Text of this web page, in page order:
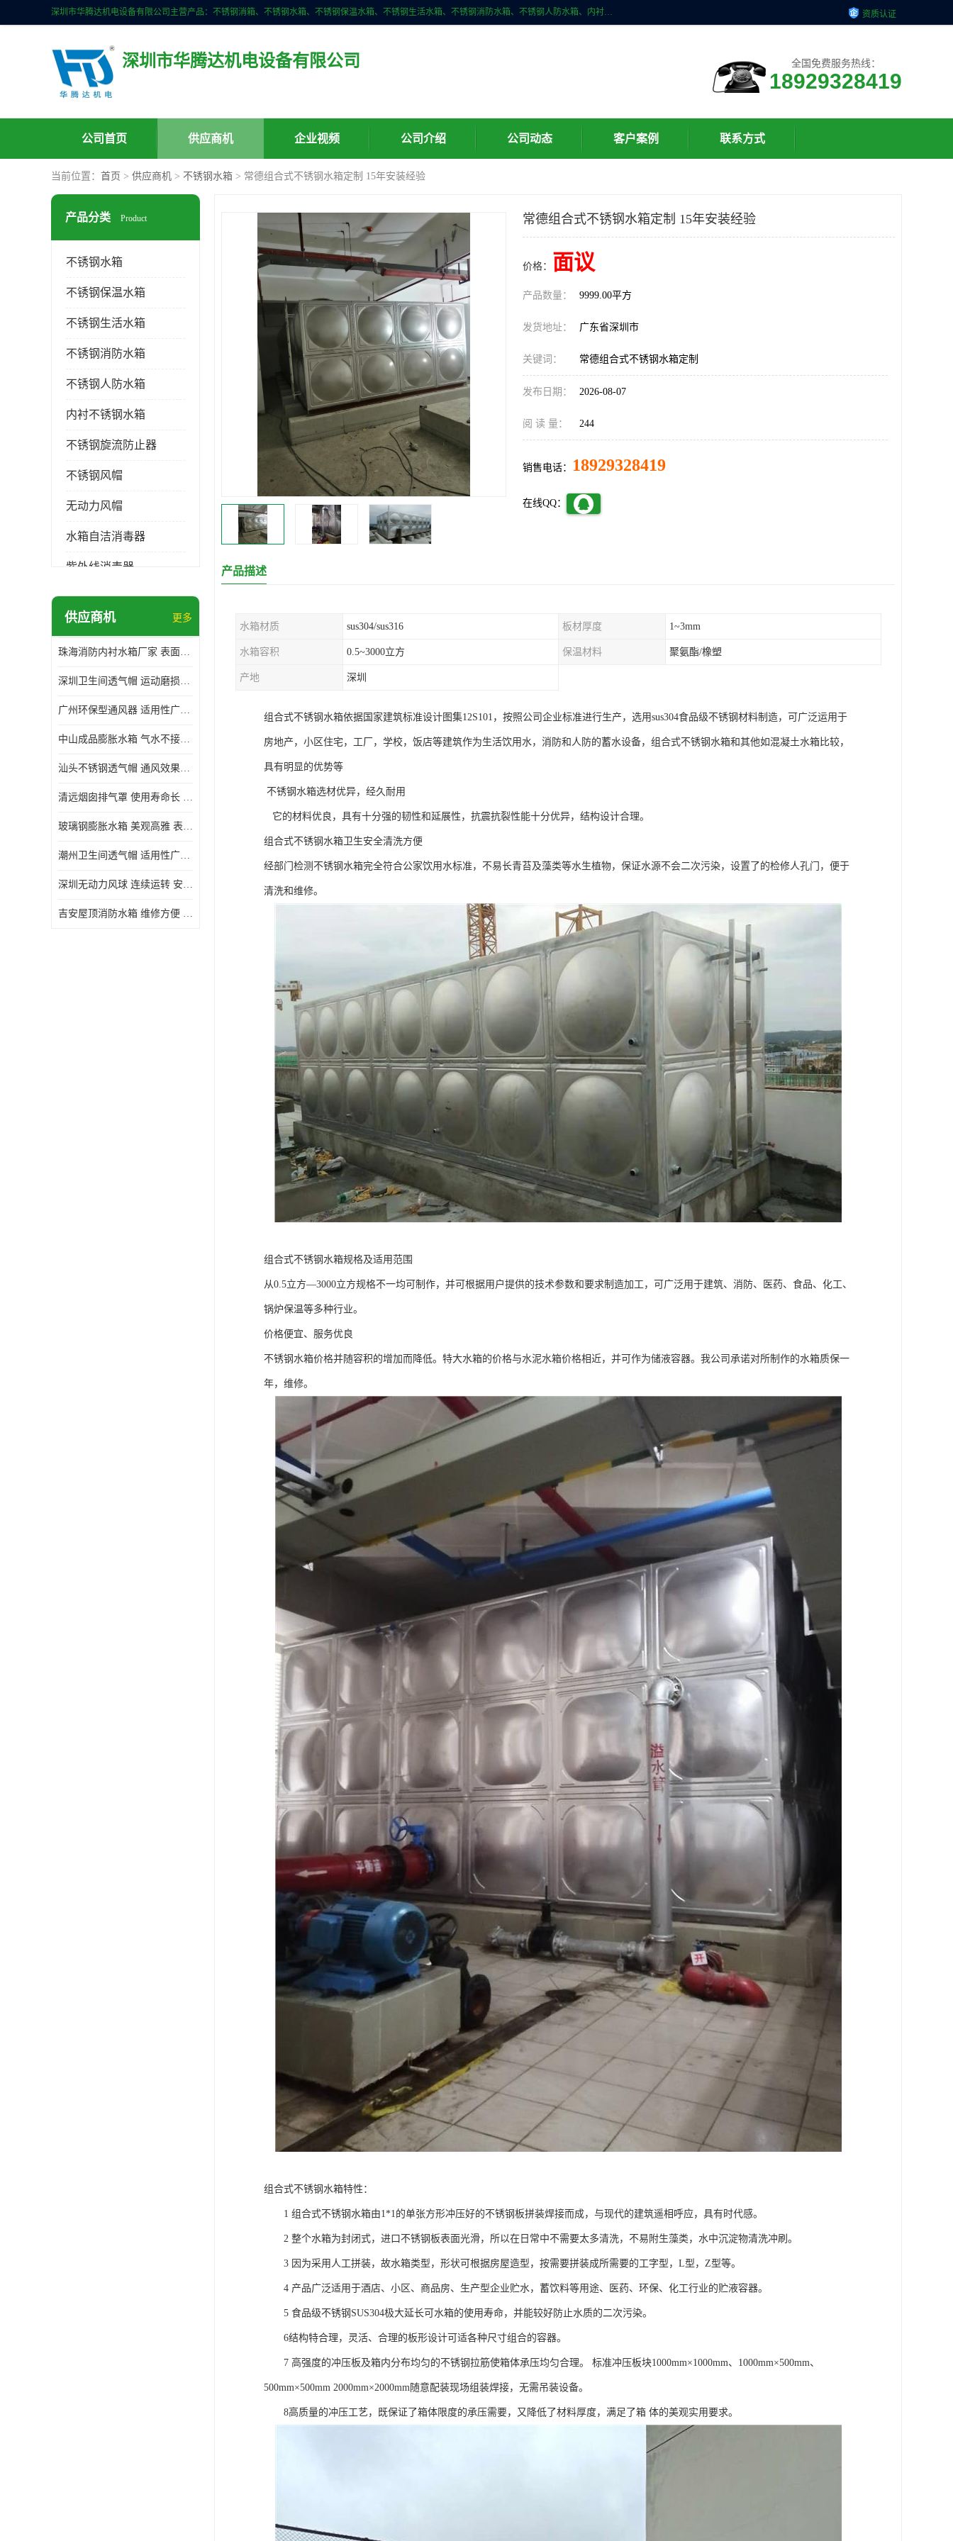
深圳市华腾达机电设备有限公司主营产品：不锈钢消箱、不锈钢水箱、不锈钢保温水箱、不锈钢生活水箱、不锈钢消防水箱、不锈钢人防水箱、内衬不锈钢水箱、膨胀水箱、不锈钢风帽、无动力风帽、水箱自洁消毒器、紫外线消毒器、不锈钢旋流防止器、组合式不锈钢水箱等。 资质认证
深圳市华腾达机电设备有限公司 全国免费服务热线：
18929328419
公司首页 供应商机 企业视频 公司介绍 公司动态 客户案例 联系方式
当前位置： 首页 > 供应商机 > 不锈钢水箱 > 常德组合式不锈钢水箱定制 15年安装经验
产品分类 Product
不锈钢水箱
不锈钢保温水箱
不锈钢生活水箱
不锈钢消防水箱
不锈钢人防水箱
内衬不锈钢水箱
不锈钢旋流防止器
不锈钢风帽
无动力风帽
水箱自洁消毒器
紫外线消毒器
膨胀水箱
生活水箱
镀锌钢板水箱
供应商机 更多
珠海消防内衬水箱厂家 表面光滑 施工设计合理
深圳卫生间透气帽 运动磨损小 重量轻 无噪音
广州环保型通风器 适用性广泛 灰尘不易附着
中山成品膨胀水箱 气水不接触 一次充气可保持长久使用
汕头不锈钢透气帽 通风效果好 无噪音 无火花
清远烟囱排气罩 使用寿命长 安装简便迅捷
玻璃钢膨胀水箱 美观高雅 表面光洁美观
潮州卫生间透气帽 适用性广泛 可以长期运行
深圳无动力风球 连续运转 安装操作简便
吉安屋顶消防水箱 维修方便 箱体钢度足
常德组合式不锈钢水箱定制 15年安装经验
价格： 面议
产品数量： 9999.00平方
发货地址： 广东省深圳市
关键词： 常德组合式不锈钢水箱定制
发布日期： 2026-08-07
阅 读 量： 244
销售电话： 18929328419
在线QQ：
产品描述
水箱材质 sus304/sus316 板材厚度 1~3mm
水箱容积 0.5~3000立方 保温材料 聚氨酯/橡塑
产地 深圳
组合式不锈钢水箱依据国家建筑标准设计图集12S101，按照公司企业标准进行生产，选用sus304食品级不锈钢材料制造，可广泛运用于
房地产，小区住宅，工厂，学校，饭店等建筑作为生活饮用水，消防和人防的蓄水设备，组合式不锈钢水箱和其他如混凝土水箱比较，
具有明显的优势等
不锈钢水箱选材优异，经久耐用
它的材料优良，具有十分强的韧性和延展性，抗震抗裂性能十分优异，结构设计合理。
组合式不锈钢水箱卫生安全清洗方便
经部门检测不锈钢水箱完全符合公家饮用水标准，不易长青苔及藻类等水生植物，保证水源不会二次污染，设置了的检修人孔门，便于
清洗和维修。
组合式不锈钢水箱规格及适用范围
从0.5立方—3000立方规格不一均可制作，并可根据用户提供的技术参数和要求制造加工，可广泛用于建筑、消防、医药、食品、化工、
锅炉保温等多种行业。
价格便宜、服务优良
不锈钢水箱价格并随容积的增加而降低。特大水箱的价格与水泥水箱价格相近，并可作为储液容器。我公司承诺对所制作的水箱质保一
年，维修。
组合式不锈钢水箱特性：
1 组合式不锈钢水箱由1*1的单张方形冲压好的不锈钢板拼装焊接而成，与现代的建筑遥相呼应，具有时代感。
2 整个水箱为封闭式，进口不锈钢板表面光滑，所以在日常中不需要太多清洗，不易附生藻类，水中沉淀物清洗冲刷。
3 因为采用人工拼装，故水箱类型，形状可根据房屋造型，按需要拼装成所需要的工字型，L型，Z型等。
4 产品广泛适用于酒店、小区、商品房、生产型企业贮水，蓄饮料等用途、医药、环保、化工行业的贮液容器。
5 食品级不锈钢SUS304极大延长可水箱的使用寿命，并能较好防止水质的二次污染。
6结构特合理，灵活、合理的板形设计可适各种尺寸组合的容器。
7 高强度的冲压板及箱内分布均匀的不锈钢拉筋使箱体承压均匀合理。 标准冲压板块1000mm×1000mm、1000mm×500mm、
500mm×500mm 2000mm×2000mm随意配装现场组装焊接，无需吊装设备。
8高质量的冲压工艺，既保证了箱体限度的承压需要，又降低了材料厚度，满足了箱 体的美观实用要求。